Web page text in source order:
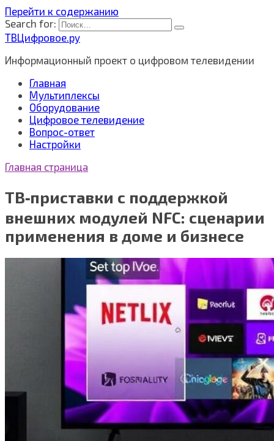
Перейти к содержанию
Search for:
ТВЦифровое.ру
Информационный проект о цифровом телевидении
Главная
Мультиплексы
Оборудование
Цифровое телевидение
Вопрос-ответ
Настройки
Главная страница
ТВ‑приставки с поддержкой
внешних модулей NFC: сценарии
применения в доме и бизнесе